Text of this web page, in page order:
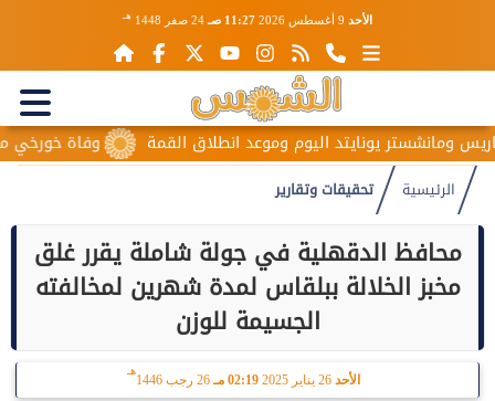
الأحد 11:27 صـ 24 صفر 1448 هـ
وفاة خورخي ميسي والد نجم يونايتد اليوم وموعد انطلاق القمة
الرئيسية تحقيقات وتقارير
محافظ الدقهلية في جولة شاملة يقرر غلق
مخبز الخلالة ببلقاس لمدة شهرين لمخالفته
الجسيمة للوزن
الأحد 26 يناير 2025 02:19 مـ 26 رجب 1446
هـ